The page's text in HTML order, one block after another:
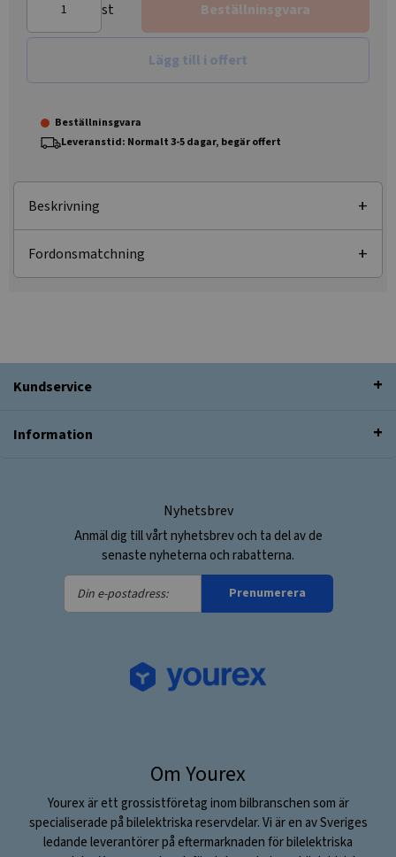
st Beställninsgvara
Lägg till i offert
Beställninsgvara
Leveranstid: Normalt 3-5 dagar, begär offert
Beskrivning
Fordonsmatchning
Kundservice
Information
Nyhetsbrev
Anmäl dig till vårt nyhetsbrev och ta del av de
senaste nyheterna och rabatterna.
Din
e-
Prenumerera
Om Yourex
Yourex är ett grossistföretag inom bilbranschen som är
specialiserade på bilelektriska reservdelar. Vi är en av Sveriges
ledande leverantörer på eftermarknaden för bilelektriska